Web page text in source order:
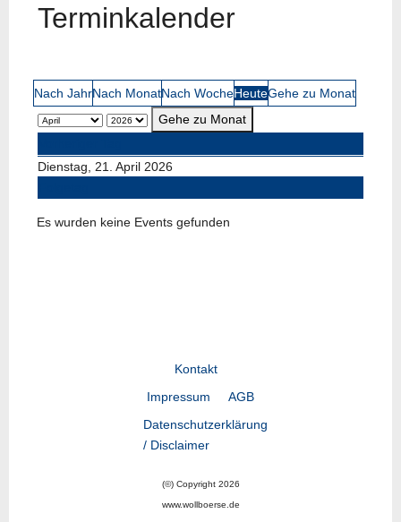
Terminkalender
Nach JahrNach MonatNach WocheHeuteGehe zu Monat
Gehe zu Monat
Dienstag, 21. April 2026
Es wurden keine Events gefunden
Kontakt
Impressum
AGB
Datenschutzerklärung
/ Disclaimer
(©) Copyright 2026
www.wollboerse.de